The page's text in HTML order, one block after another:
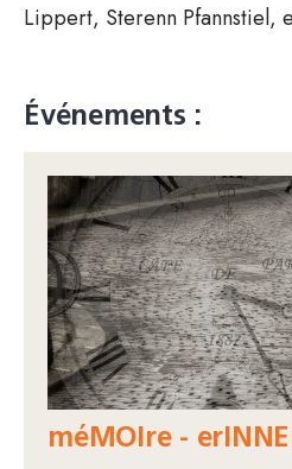
Lippert, Sterenn Pfannstiel,
Événements :
méMOIre -